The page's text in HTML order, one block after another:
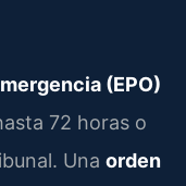
(EPO)
72 horas o
Una orden